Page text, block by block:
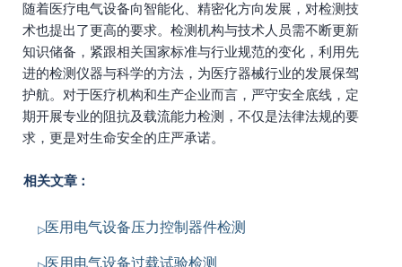
随着医疗电气设备向智能化、精密化方向发展，对检测技
术也提出了更高的要求。检测机构与技术人员需不断更新
知识储备，紧跟相关国家标准与行业规范的变化，利用先
进的检测仪器与科学的方法，为医疗器械行业的发展保驾
护航。对于医疗机构和生产企业而言，严守安全底线，定
期开展专业的阻抗及载流能力检测，不仅是法律法规的要
求，更是对生命安全的庄严承诺。
相关文章：
医用电气设备压力控制器件检测
医用电气设备过载试验检测